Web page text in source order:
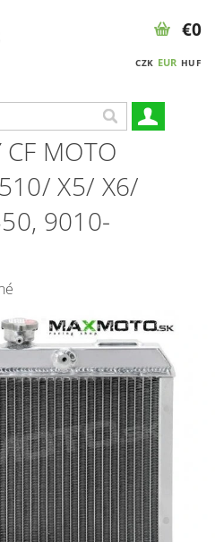
CZK EUR HUF
€0
MOTO
X5/ X6/
9010-